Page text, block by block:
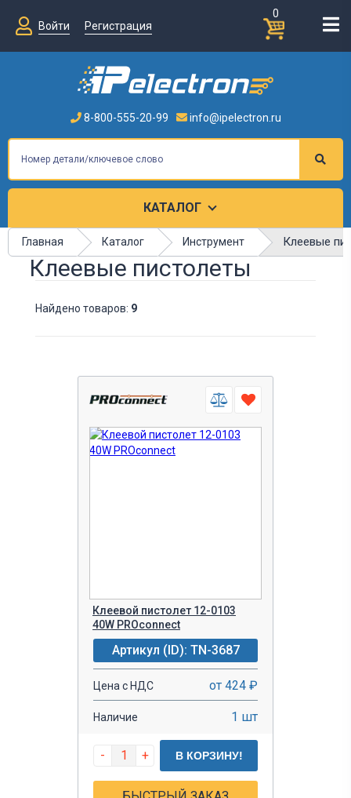
0
Войти
Регистрация
8-800-555-20-99 info@ipelectron.ru
КАТАЛОГ
Главная Каталог Инструмент Клеевые
Клеевые пистолеты
Найдено товаров: 9
Клеевой пистолет 12-0103
40W PROconnect
Артикул (ID): TN-3687
Цена с НДС от 424 ₽
Наличие 1 шт
- + В КОРЗИНУ!